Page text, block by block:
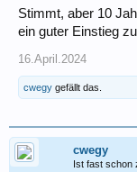
Stimmt, aber 10
ein guter Einstieg
16.April.2024
cwegy gefällt das.
cwegy
Ist fast schon